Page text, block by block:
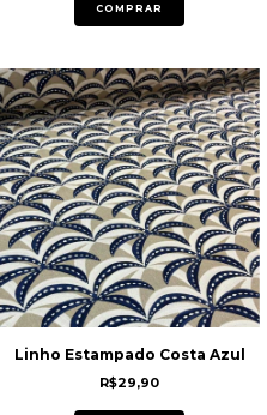
COMPRAR
Linho Estampado Costa Azul
R$29,90